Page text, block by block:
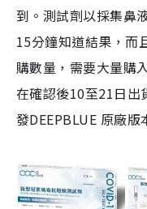
到。測試劑以採集鼻
15分鐘知道結果，而
購數量，需要大量購
在確認後10至21日出
發DEEPBLUE 原廠版